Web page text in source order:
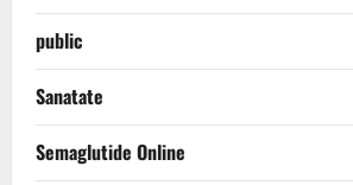
public
Sanatate
Semaglutide Online